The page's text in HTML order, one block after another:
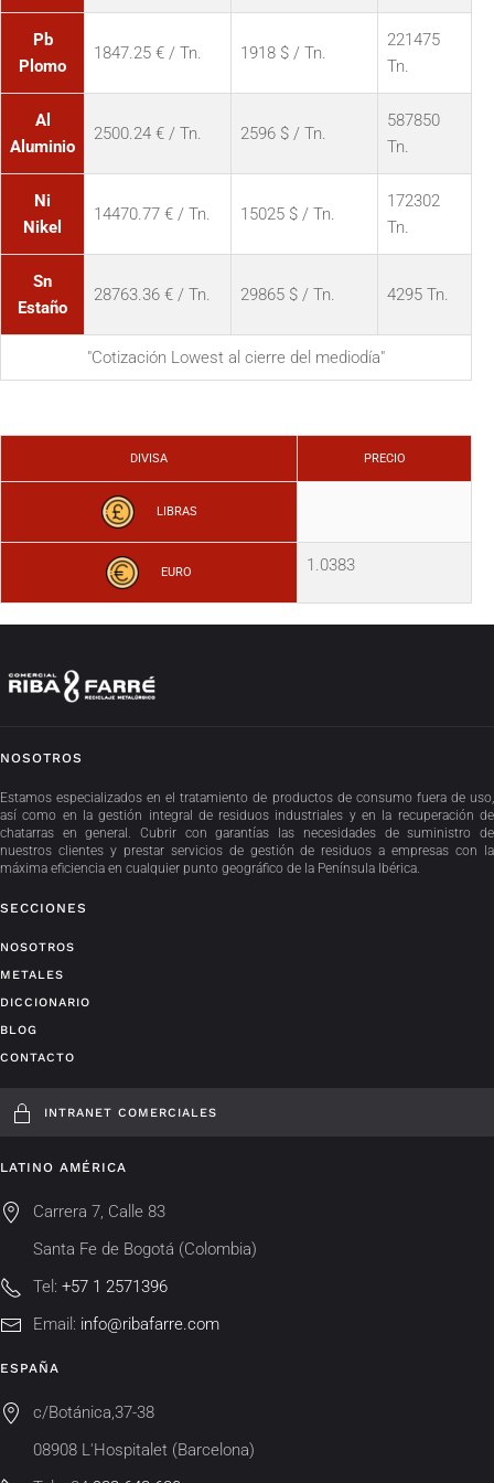
Pb
Plomo
1847.25 € / Tn. 1918 $ / Tn.
221475
Tn.
Al
Aluminio
2500.24 € / Tn. 2596 $ / Tn.
587850
Tn.
Ni
Nikel
14470.77 € / Tn. 15025 $ / Tn.
172302
Tn.
Sn
Estaño
28763.36 € / Tn. 29865 $ / Tn. 4295 Tn.
"Cotización Lowest al cierre del mediodía"
DIVISA PRECIO
LIBRAS
EURO 1.0383
NOSOTROS
Estamos especializados en el tratamiento de productos de consumo fuera de uso,
así como en la gestión integral de residuos industriales y en la recuperación de
chatarras en general. Cubrir con garantías las necesidades de suministro de
nuestros clientes y prestar servicios de gestión de residuos a empresas con la
máxima eficiencia en cualquier punto geográfico de la Península Ibérica.
SECCIONES
NOSOTROS
METALES
DICCIONARIO
BLOG
CONTACTO
INTRANET COMERCIALES
LATINO AMÉRICA
Carrera 7, Calle 83
Santa Fe de Bogotá (Colombia)
Tel: +57 1 2571396
Email: info@ribafarre.com
ESPAÑA
c/Botánica,37-38
08908 L'Hospitalet (Barcelona)